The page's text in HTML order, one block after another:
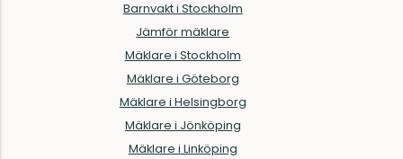
Barnvakt i Stockholm
Jämför mäklare
Mäklare i Stockholm
Mäklare i Göteborg
Mäklare i Helsingborg
Mäklare i Jönköping
Mäklare i Linköping